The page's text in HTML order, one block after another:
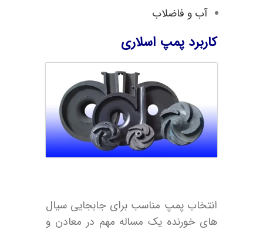
آب و فاضلاب
کاربرد پمپ اسلاری
انتخاب پمپ مناسب برای جابجایی سیال
های خورنده یک مساله مهم در معادن و